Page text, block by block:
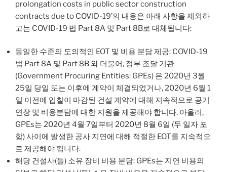
prolongation costs in public sector construction
contracts due to COVID-19’의 내용은 아래 사항을 제외하
고는 COVID-19 법 Part 8A 및 Part 8B로 대체됩니다:
동일한 수준의 도의적인 EOT 및 비용 분담 제공: COVID-19
법 Part 8A 및 Part 8B 와 더불어, 정부 조달 기관
(Government Procuring Entities: GPEs) 은 2020년 3월
25일 당일 또는 이후에 계약이 체결되었거나, 2020년 6월 1
일 이전에 입찰이 마감된 건설 계약에 대해 지속적으로 공기
연장 및 비용분담에 대한 지원을 제공해야 합니다. 아울러,
GPEs는 2020년 4월 7일부터 2020년 8월 6일 (두 일자 포
함) 사이에 발생한 공사 지연에 대해 적절한 EOT를 지속적으
로 제공해야 됩니다.
해당 건설사(들) 소유 장비 비용 분담: GPEs는 지연 비용의